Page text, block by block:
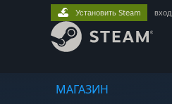
МАГАЗИН
Установить Steam вход